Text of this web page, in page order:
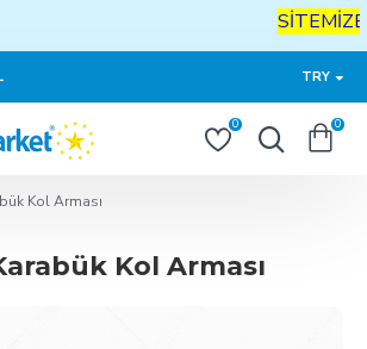
SİTEMİZE
TRY
0 0
Kol Arması
Kol Arması